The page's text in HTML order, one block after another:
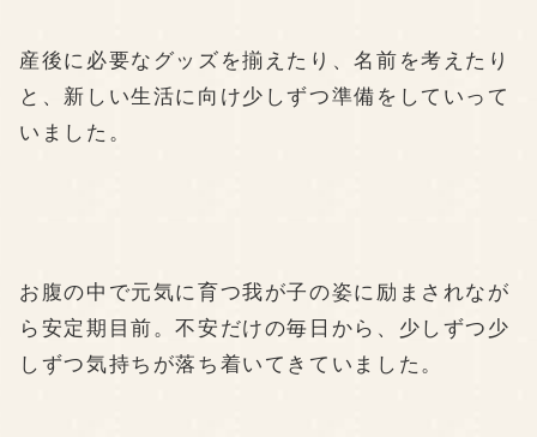
産後に必要なグッズを揃えたり、名前を考えたり
と、新しい生活に向け少しずつ準備をしていって
いました。
お腹の中で元気に育つ我が子の姿に励まされなが
ら安定期目前。不安だけの毎日から、少しずつ少
しずつ気持ちが落ち着いてきていました。